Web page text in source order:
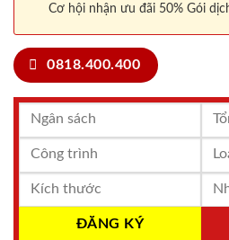
Cơ hội nhận ưu đãi 50% Gói
0818.400.400